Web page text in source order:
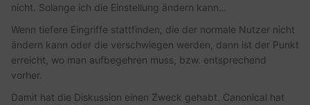
nicht. Solange ich die Einstellung ändern kann…
Wenn tiefere Eingriffe stattfinden, die der normale Nutzer nicht
ändern kann oder die verschwiegen werden, dann ist der Punkt
erreicht, wo man aufbegehren muss, bzw. entsprechend
vorher.
Damit hat die Diskussion einen Zweck gehabt. Canonical hat